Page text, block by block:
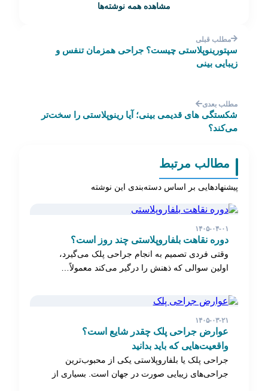
مشاهده همه نوشته‌ها
مطلب قبلی
سپتورینوپلاستی چیست؟ جراحی همزمان تنفس و
زیبایی بینی
مطلب بعدی
شکستگی های قدیمی بینی؛ آیا رینوپلاستی را سخت‌تر
می‌کند؟
مطالب مرتبط
پیشنهادهایی بر اساس دسته‌بندی این نوشته
۱۴۰۵-۰۴-۰۱
دوره نقاهت بلفاروپلاستی چند روز است؟
وقتی فردی تصمیم به انجام جراحی پلک می‌گیرد،
اولین سوالی که ذهنش را درگیر می‌کند معمولاً…
۱۴۰۵-۰۳-۲۱
عوارض جراحی پلک چقدر شایع است؟
واقعیت‌هایی که باید بدانید
جراحی پلک یا بلفاروپلاستی یکی از محبوب‌ترین
جراحی‌های زیبایی صورت در جهان است. بسیاری از